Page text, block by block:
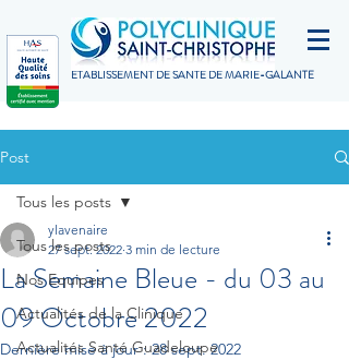
ETABLISSEMENT DE SANTÉ DE MARIE-GALANTE
Post
Tous les posts
Nos Equipes
Actualités de la Clinique
Actualités Santé Guadeloupe
Tous les posts
La Semaine Bleue - du 03 au
09 Octobre 2022
ylavenaire
27 sept. 2022 3 min de lecture
Dernière mise à jour :28 sept. 2022